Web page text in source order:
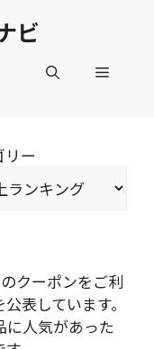
ビ
メ
リー
クーポンをご利
表しています。
に人気があった